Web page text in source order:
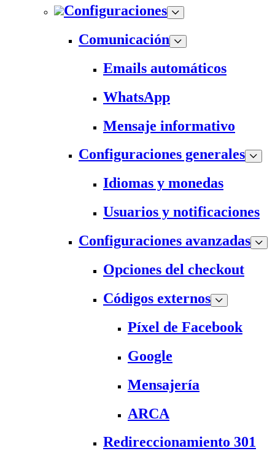
Configuraciones
Comunicación
Emails automáticos
WhatsApp
Mensaje informativo
Configuraciones generales
Idiomas y monedas
Usuarios y notificaciones
Configuraciones avanzadas
Opciones del checkout
Códigos externos
Píxel de Facebook
Google
Mensajería
ARCA
Redireccionamiento 301